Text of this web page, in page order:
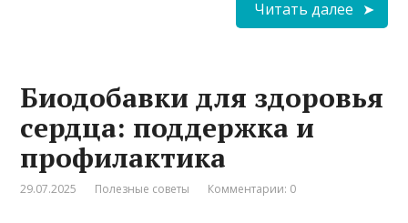
Читать далее
Биодобавки для здоровья
сердца: поддержка и
профилактика
29.07.2025 Полезные советы Комментарии: 0